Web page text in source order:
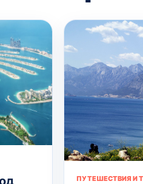
ПУТЕШЕСТВИЯ И